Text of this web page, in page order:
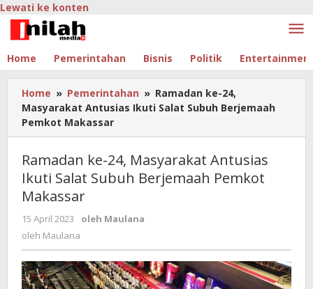
Lewati ke konten
Home Pemerintahan Bisnis Politik
Home » Pemerintahan » Ramadan ke-24,
Masyarakat Antusias Ikuti Salat Subuh Berjemaah
Pemkot Makassar
Ramadan ke-24, Masyarakat Antusias
Ikuti Salat Subuh Berjemaah Pemkot
Makassar
15 April 2023 oleh Maulana
oleh Maulana